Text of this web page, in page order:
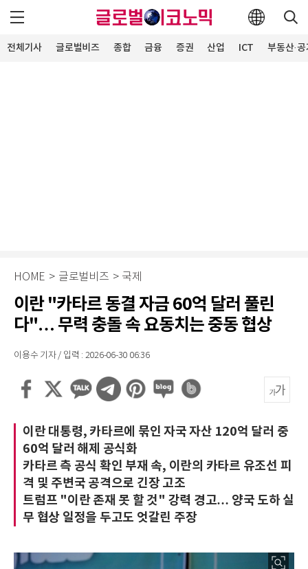
전체기사 글로벌비즈 종합 금융 증권 산업 ICT 부동산·
HOME > 글로벌비즈 > 국제
이란 "카타르 동결 자금 60억 달러 풀린
다"… 무력 충돌 속 요동치는 중동 협상
이용수 기자 / 입력 : 2026-06-30 06:36
이란 대통령, 카타르에 묶인 자국 자산 120억 달러 중
60억 달러 해제 공식화
카타르 측 공식 확인 부재 속, 이란의 카타르 유조선 피
격 및 주변국 공격으로 긴장 고조
트럼프 "이란 존재 못 할 것" 강력 경고… 양국 도하 실
무 협상 일정을 두고도 엇갈린 주장